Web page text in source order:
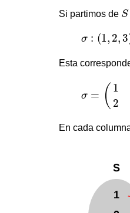
Si partimos de S
S
σ : (1, 2,3
:(1 ,2 3
Esta
σ = ( 1
2
(1
En cada